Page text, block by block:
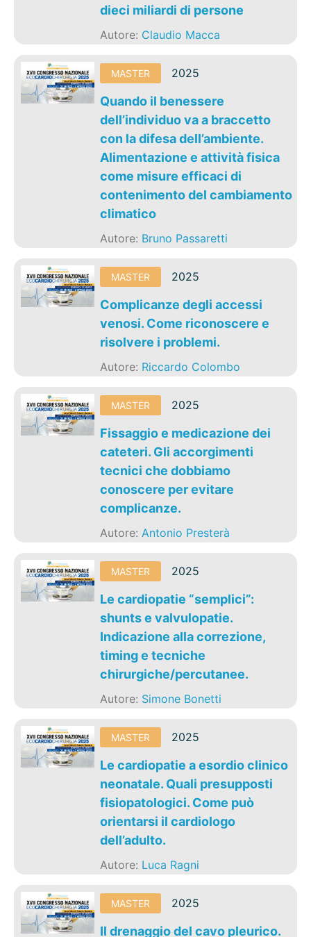
dieci miliardi di persone
Autore: Claudio Macca
MASTER 2025
Quando il benessere
dell’individuo va a braccetto
con la difesa dell’ambiente.
Alimentazione e attività fisica
come misure efficaci di
contenimento del cambiamento
climatico
Autore: Bruno Passaretti
MASTER 2025
Complicanze degli accessi
venosi. Come riconoscere e
risolvere i problemi.
Autore: Riccardo Colombo
MASTER 2025
Fissaggio e medicazione dei
cateteri. Gli accorgimenti
tecnici che dobbiamo
conoscere per evitare
complicanze.
Autore:Antonio Presterà
MASTER 2025
Le cardiopatie “semplici”:
shunts e valvulopatie.
Indicazione alla correzione,
timing e tecniche
chirurgiche/percutanee.
Autore: Simone Bonetti
MASTER 2025
Le cardiopatie a esordio clinico
neonatale. Quali presupposti
fisiopatologici. Come può
orientarsi il cardiologo
dell’adulto.
Autore: Luca Ragni
MASTER 2025
Il drenaggio del cavo pleurico.